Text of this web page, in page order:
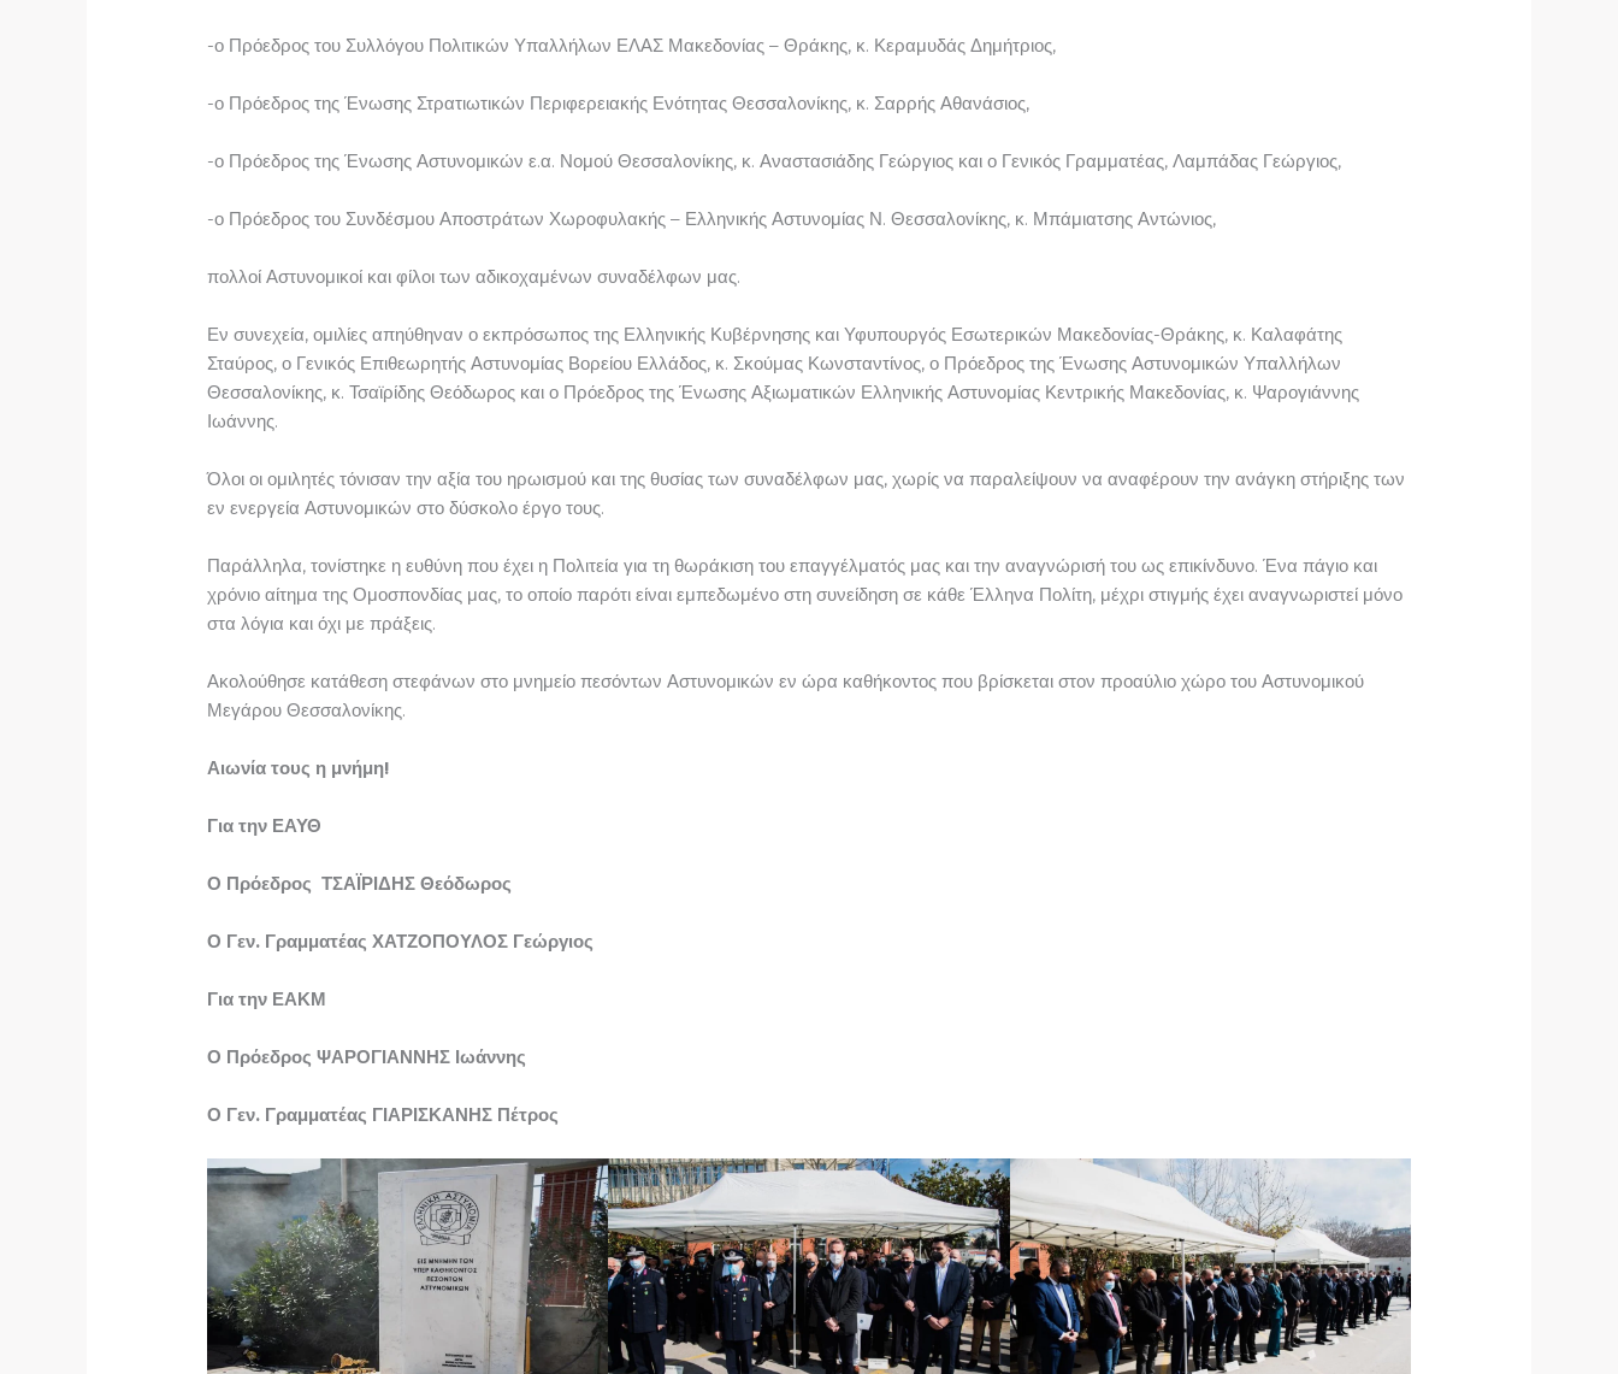
-ο Πρόεδρος του Συλλόγου Πολιτικών Υπαλλήλων ΕΛΑΣ Μακεδονίας – Θράκης, κ. Κεραμυδάς Δημήτριος,
-ο Πρόεδρος της Ένωσης Στρατιωτικών Περιφερειακής Ενότητας Θεσσαλονίκης, κ. Σαρρής Αθανάσιος,
-ο Πρόεδρος της Ένωσης Αστυνομικών ε.α. Νομού Θεσσαλονίκης, κ. Αναστασιάδης Γεώργιος και ο Γενικός Γραμματέας, Λαμπάδας Γεώργιος,
-ο Πρόεδρος του Συνδέσμου Αποστράτων Χωροφυλακής – Ελληνικής Αστυνομίας Ν. Θεσσαλονίκης, κ. Μπάμιατσης Αντώνιος,
πολλοί Αστυνομικοί και φίλοι των αδικοχαμένων συναδέλφων μας.
Εν συνεχεία, ομιλίες απηύθηναν ο εκπρόσωπος της Ελληνικής Κυβέρνησης και Υφυπουργός Εσωτερικών Μακεδονίας-Θράκης, κ. Καλαφάτης
Σταύρος, ο Γενικός Επιθεωρητής Αστυνομίας Βορείου Ελλάδος, κ. Σκούμας Κωνσταντίνος, ο Πρόεδρος της Ένωσης Αστυνομικών Υπαλλήλων
Θεσσαλονίκης, κ. Τσαϊρίδης Θεόδωρος και ο Πρόεδρος της Ένωσης Αξιωματικών Ελληνικής Αστυνομίας Κεντρικής Μακεδονίας, κ. Ψαρογιάννης
Ιωάννης.
Όλοι οι ομιλητές τόνισαν την αξία του ηρωισμού και της θυσίας των συναδέλφων μας, χωρίς να παραλείψουν να αναφέρουν την ανάγκη στήριξης των
εν ενεργεία Αστυνομικών στο δύσκολο έργο τους.
Παράλληλα, τονίστηκε η ευθύνη που έχει η Πολιτεία για τη θωράκιση του επαγγέλματός μας και την αναγνώρισή του ως επικίνδυνο. Ένα πάγιο και
χρόνιο αίτημα της Ομοσπονδίας μας, το οποίο παρότι είναι εμπεδωμένο στη συνείδηση σε κάθε Έλληνα Πολίτη, μέχρι στιγμής έχει αναγνωριστεί μόνο
στα λόγια και όχι με πράξεις.
Ακολούθησε κατάθεση στεφάνων στο μνημείο πεσόντων Αστυνομικών εν ώρα καθήκοντος που βρίσκεται στον προαύλιο χώρο του Αστυνομικού
Μεγάρου Θεσσαλονίκης.
Αιωνία τους η μνήμη!
Για την ΕΑΥΘ
Ο Πρόεδρος ΤΣΑΪΡΙΔΗΣ Θεόδωρος
Ο Γεν. Γραμματέας ΧΑΤΖΟΠΟΥΛΟΣ Γεώργιος
Για την ΕΑΚΜ
Ο Πρόεδρος ΨΑΡΟΓΙΑΝΝΗΣ Ιωάννης
Ο Γεν. Γραμματέας ΓΙΑΡΙΣΚΑΝΗΣ Πέτρος